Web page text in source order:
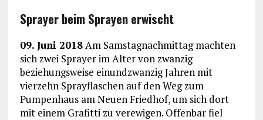
Sprayer beim Sprayen erwischt
09. Juni 2018Am Samstagnachmittag machten
sich zwei Sprayer im Alter von zwanzig
beziehungsweise einundzwanzig Jahren mit
vierzehn Sprayflaschen auf den Weg zum
Pumpenhaus am Neuen Friedhof, um sich dort
mit einem Grafitti zu verewigen. Offenbar fiel